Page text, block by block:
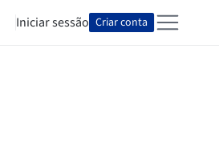
Iniciar sessão Criar conta